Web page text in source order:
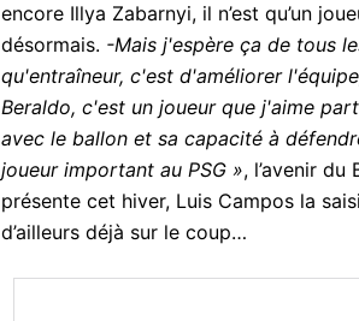
encore Illya Zabarnyi, il n’est qu’un
désormais. -Mais j'espère ça de tous
qu'entraîneur, c'est d'améliorer
Beraldo, c'est un joueur que j'aime
avec le ballon et sa capacité à
joueur important au PSG », l’avenir
présente cet hiver, Luis Campos la
d’ailleurs déjà sur le coup…